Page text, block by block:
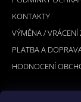
KONTAKTY
VÝMĚNA /
PLATBA A
HODNOCENÍ